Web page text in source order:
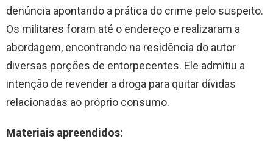
denúncia apontando a prática do crime pelo suspeito.
Os militares foram até o endereço e realizaram a
abordagem, encontrando na residência do autor
diversas porções de entorpecentes. Ele admitiu a
intenção de revender a droga para quitar dívidas
relacionadas ao próprio consumo.
Materiais apreendidos: